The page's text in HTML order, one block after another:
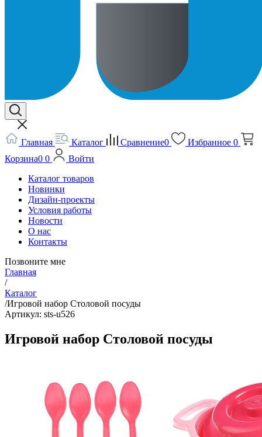
Главная Каталог Сравнение0 Избранное 0
Корзина0 0
Войти
Каталог товаров
Новинки
Дизайн-проекты
Условия работы
Новости
О нас
Контакты
Позвоните мне
Главная
/
Каталог
/Игровой набор Столовой посуды
Артикул: sts-u526
Игровой набор Столовой посуды